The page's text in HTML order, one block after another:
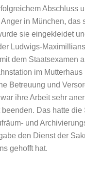
Abschluss
in München,
sie eingekleidet
Ludwigs-
dem Staatsexamen
im
Betreuung und
ihre Arbeit sehr
Das hatte
und
den Dienst der
gehofft hat.